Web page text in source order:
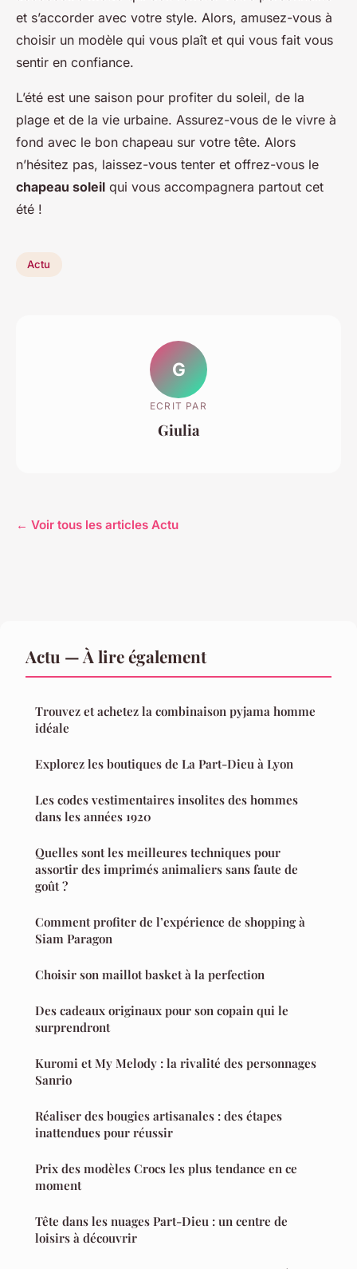
et s’accorder avec votre style. Alors, amusez-vous à
choisir un modèle qui vous plaît et qui vous fait vous
sentir en confiance.
L’été est une saison pour profiter du soleil, de la
plage et de la vie urbaine. Assurez-vous de le vivre à
fond avec le bon chapeau sur votre tête. Alors
n’hésitez pas, laissez-vous tenter et offrez-vous le
chapeau soleil qui vous accompagnera partout cet
été !
Actu
G
ECRIT PAR
Giulia
← Voir tous les articles Actu
Actu — À lire également
Trouvez et achetez la combinaison pyjama homme
idéale
Explorez les boutiques de La Part-Dieu à Lyon
Les codes vestimentaires insolites des hommes
dans les années 1920
Quelles sont les meilleures techniques pour
assortir des imprimés animaliers sans faute de
goût ?
Comment profiter de l’expérience de shopping à
Siam Paragon
Choisir son maillot basket à la perfection
Des cadeaux originaux pour son copain qui le
surprendront
Kuromi et My Melody : la rivalité des personnages
Sanrio
Réaliser des bougies artisanales : des étapes
inattendues pour réussir
Prix des modèles Crocs les plus tendance en ce
moment
Tête dans les nuages Part-Dieu : un centre de
loisirs à découvrir